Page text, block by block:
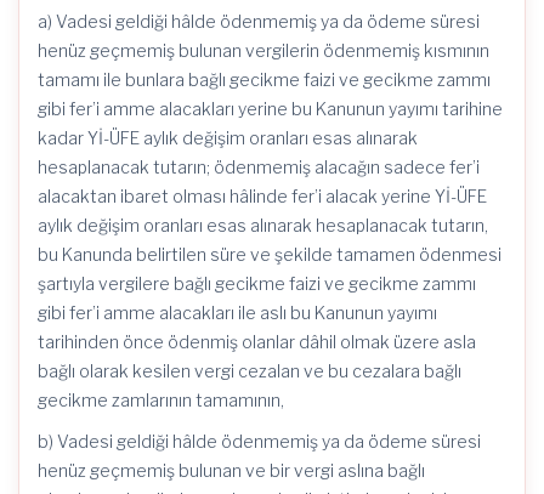
a) Vadesi geldiği hâlde ödenmemiş ya da ödeme süresi
henüz geçmemiş bulunan vergilerin ödenmemiş kısmının
tamamı ile bunlara bağlı gecikme faizi ve gecikme zammı
gibi fer’i amme alacakları yerine bu Kanunun yayımı tarihine
kadar Yİ-ÜFE aylık değişim oranları esas alınarak
hesaplanacak tutarın; ödenmemiş alacağın sadece fer’i
alacaktan ibaret olması hâlinde fer’i alacak yerine Yİ-ÜFE
aylık değişim oranları esas alınarak hesaplanacak tutarın,
bu Kanunda belirtilen süre ve şekilde tamamen ödenmesi
şartıyla vergilere bağlı gecikme faizi ve gecikme zammı
gibi fer’i amme alacakları ile aslı bu Kanunun yayımı
tarihinden önce ödenmiş olanlar dâhil olmak üzere asla
bağlı olarak kesilen vergi cezalan ve bu cezalara bağlı
gecikme zamlarının tamamının,
b) Vadesi geldiği hâlde ödenmemiş ya da ödeme süresi
henüz geçmemiş bulunan ve bir vergi aslına bağlı